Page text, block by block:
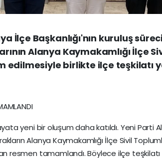
İlçe Başkanlığı'nın kuruluş
Alanya Kaymakamlığı İlçe
edilmesiyle birlikte ilçe teşkilatı
yeni bir oluşum daha katıldı. Yeni Parti
Alanya Kaymakamlığı İlçe Sivil
resmen tamamlandı. Böylece ilçe